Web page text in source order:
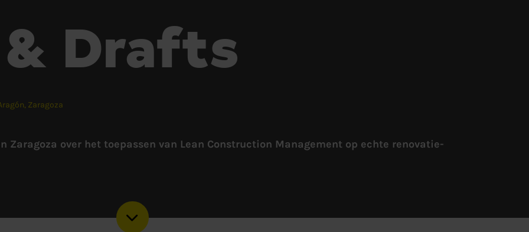
Drafts
Zaragoza
Zaragoza over het toepassen van Lean Construction Management op echte renovatie-